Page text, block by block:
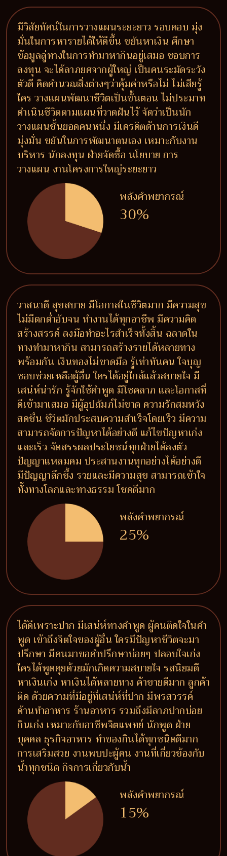
มีวิสัยทัศน์ในการวางแผนระยะยาว รอบคอบ มุ่ง
มั่นในการหารายได้ให้ดีขึ้น ขยันหาเงิน ศึกษา
ข้อมูลลู่ทางในการทำมาหากินอยู่เสมอ ชอบการ
ลงทุน จะได้ลาภยศจากผู้ใหญ่ เป็นคนระมัดระวัง
ตัวดี คิดคำนวณสิ่งต่างๆว่าคุ้มค่าหรือไม่ ไม่เสียรู้
ใคร วางแผนพัฒนาชีวิตเป็นขั้นตอน ไม่ประมาท
ดำเนินชีวิตตามแผนที่วาดฝันไว้ จัดว่าเป็นนัก
วางแผนชั้นยอดคนหนึ่ง มีเครดิตด้านการเงินดี
มุ่งมั่น ขยันในการพัฒนาตนเอง เหมาะกับงาน
บริหาร นักลงทุน ฝ่ายจัดซื้อ นโยบาย การ
วางแผน งานโครงการใหญ่ระยะยาว
พลังคำพยากรณ์
30%
วาสนาดี สุขสบาย มีโอกาสในชีวิตมาก มีความสุข
ไม่มีตกต่ำอับจน ทำงานได้ทุกอาชีพ มีความคิด
สร้างสรรค์ ลงมือทำอะไรสำเร็จทั้งสิ้น ฉลาดใน
ทางทำมาหากิน สามารถสร้างรายได้หลายทาง
พร้อมกัน เงินทองไม่ขาดมือ รู้เท่าทันคน ใจบุญ
ชอบช่วยเหลือผู้อื่น ใครได้อยู่ใกล้แล้วสบายใจ มี
เสน่ห์น่ารัก รู้จักใช้คำพูด มีโชคลาภ และโอกาสที่
ดีเข้ามาเสมอ มีผู้อุปถัมภ์ไม่ขาด ความรักสมหวัง
สดชื่น ชีวิตมักประสบความสำเร็จโดยเร็ว มีความ
สามารถจัดการปัญหาได้อย่างดี แก้ไขปัญหาเก่ง
และเร็ว จัดสรรผลประโยชน์ทุกฝ่ายได้ลงตัว
ปัญญาแหลมคม ประสานงานทุกอย่างได้อย่างดี
มีปัญญาลึกซึ้ง รวยและมีความสุข สามารถเข้าใจ
ทั้งทางโลกและทางธรรม โชคดีมาก
พลังคำพยากรณ์
25%
ได้ดีเพราะปาก มีเสน่ห์ทางคำพูด ผู้คนติดใจในคำ
พูด เข้าถึงจิตใจของผู้อื่น ใครมีปัญหาชีวิตจะมา
ปรึกษา มีคนมาขอคำปรึกษาบ่อยๆ ปลอบใจเก่ง
ใครได้พูดคุยด้วยมักเกิดความสบายใจ รสนิยมดี
หาเงินเก่ง หาเงินได้หลายทาง ค้าขายดีมาก ลูกค้า
ติด ด้วยความที่มีอยู่ที่เสน่ห์ที่ปาก มีพรสวรรค์
ด้านทำอาหาร ร้านอาหาร รวมถึงมีลาภปากบ่อย
กินเก่ง เหมาะกับอาชีพจิตแพทย์ นักพูด ฝ่าย
บุคคล ธุรกิจอาหาร ทำของกินได้ทุกชนิดดีมาก
การเสริมสวย งานพบปะผู้คน งานที่เกี่ยวข้องกับ
น้ำทุกชนิด กิจการเกี่ยวกับน้ำ
พลังคำพยากรณ์
15%